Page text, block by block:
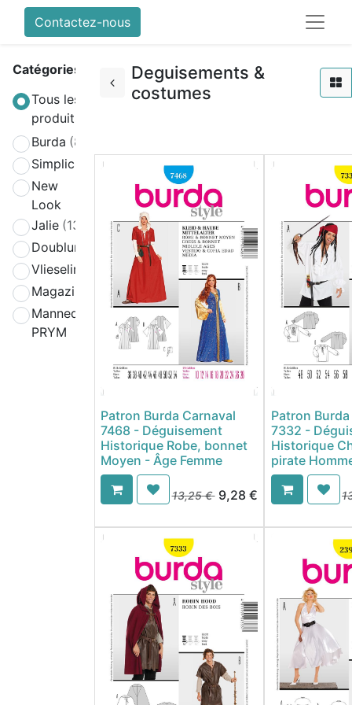
Contactez-nous
Catégories
Tous les
produits
Burda (808)
Simplicity
(580)
New
Look
Jalie (139)
Doublure
Vlieseline
(64)
Magazines
(19)
Mannequin
PRYM
(4)
Deguisements &
costumes
Patron Burda Carnaval
7468 - Déguisement
Historique Robe, bonnet
Moyen - Âge Femme
13,25€ 9,28 €
Patron
7332 -
Historique
pirate